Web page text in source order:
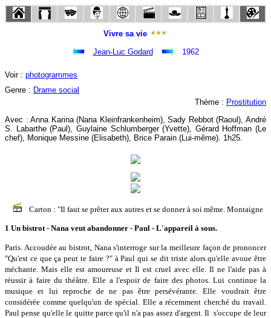
Vivre sa vie
Jean-Luc Godard
1962
Voir : photogrammes
Genre : Drame social
Thème : Prostitution
Avec : Anna Karina (Nana Kleinfrankenheim), Sady Rebbot (Raoul), André
S. Labarthe (Paul), Guylaine Schlumberger (Yvette), Gérard Hoffman (Le
chef), Monique Messine (Elisabeth), Brice Parain (Lui-même). 1h25.
Carton : "Il faut se prêter aux autres et se donner à soi même. Montaigne
1 Un bistrot - Nana veut abandonner - Paul - L'appareil à sous.
Paris. Accoudée au bistrot, Nana s'interroge sur la meilleure façon de prononcer
"Qu'est ce que ça peut te faire ?" à Paul qui se dit triste alors qu'elle avoue être
méchante. Mais elle est amoureuse et Il est cruel avec elle. Il ne l'aide pas à
réussir à faire du théâtre. Elle a l'espoir de faire des photos. Lui continue la
musique et lui reproche de ne pas être persévérante. Elle voudrait être
considérée comme quelqu'un de spécial. Elle a récemment cherché du travail.
Paul pense qu'elle le quitte parce qu'il n'a pas assez d'argent. Il s'occupe de leur